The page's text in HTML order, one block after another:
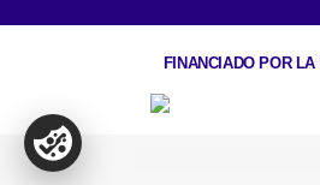
FINANCIADO POR